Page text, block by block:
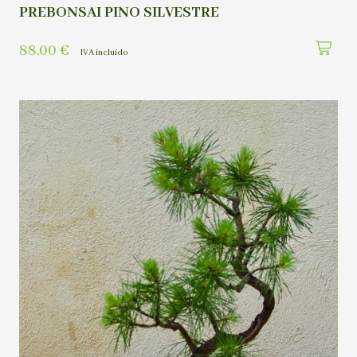
PREBONSAI PINO SILVESTRE
88,00 € IVA incluído